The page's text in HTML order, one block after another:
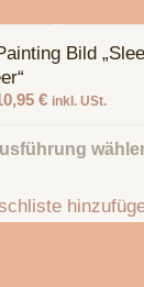
Bild
€ inkl. USt.